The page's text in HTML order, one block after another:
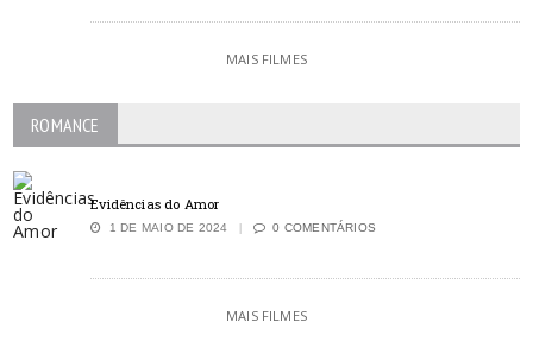
MAIS FILMES
ROMANCE
Evidências do Amor
1 DE MAIO DE 2024 0 COMENTÁRIOS
MAIS FILMES